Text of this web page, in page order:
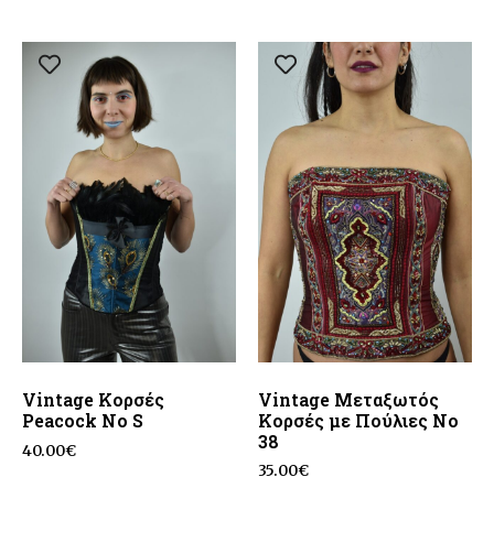
Vintage Κορσές
Peacock No S
40.00€
Vintage Μεταξωτός
Κορσές με Πούλιες No
38
35.00€